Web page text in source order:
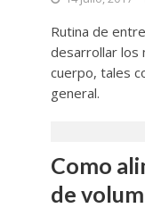
Rutina de
desarrollar los
cuerpo, tales
general.
Como
de